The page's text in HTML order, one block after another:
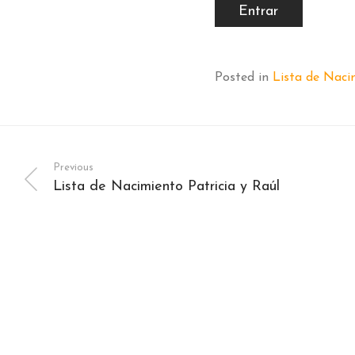
Posted in Lista de
Previous
Lista de Nacimiento Patricia y Raúl